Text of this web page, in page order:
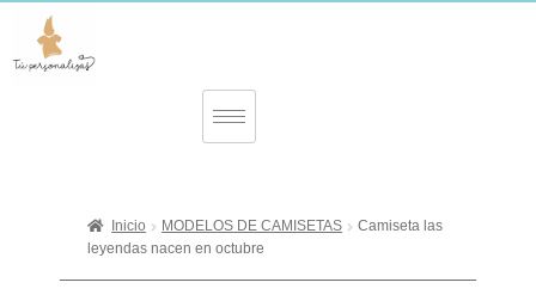
Inicio MODELOS DE CAMISETAS
Camiseta las
leyendas nacen en octubre